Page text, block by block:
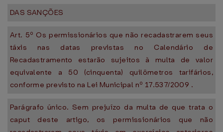
DAS SANÇÕES
Art. 5º Os permissionários que não recadastrarem seus
táxis nas datas previstas no Calendário de
Recadastramento estarão sujeitos à multa de valor
equivalente a 50 (cinquenta) quilômetros tarifários,
conforme previsto na Lei Municipal nº 17.537/2009 .
Parágrafo único. Sem prejuízo da multa de que trata o
caput deste artigo, os permissionários que não